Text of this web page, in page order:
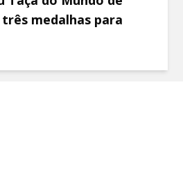
medalhas para